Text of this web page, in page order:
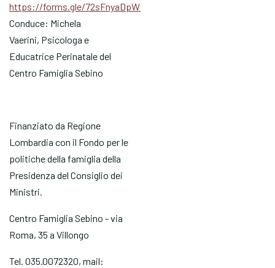
https://forms.gle/72sFnyaDpWM22659A
Conduce: Michela
Vaerini, Psicologa e
Educatrice Perinatale del
Centro Famiglia Sebino
Finanziato da Regione
Lombardia con il Fondo per le
politiche della famiglia della
Presidenza del Consiglio dei
Ministri.
Centro Famiglia Sebino - via
Roma, 35 a Villongo
Tel. 035.0072320, mail: